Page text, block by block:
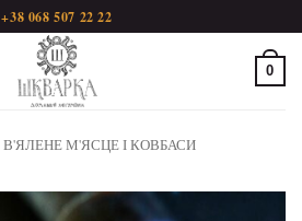
+38 068 507 22 22
0
В'ЯЛЕНЕ М'ЯСЦЕ І КОВБАСИ